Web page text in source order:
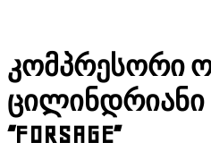
კომპრესორი
ცილინდრიანი
“FORSAGE”